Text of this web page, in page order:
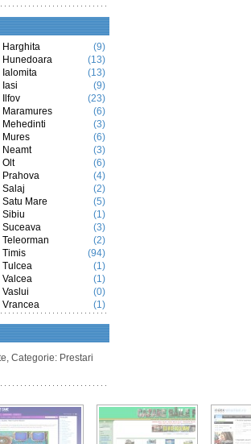
Harghita
(9)
Hunedoara
(13)
Ialomita
(13)
Iasi
(9)
Ilfov
(23)
Maramures
(6)
Mehedinti
(3)
Mures
(6)
Neamt
(3)
Olt
(6)
Prahova
(4)
Salaj
(2)
Satu Mare
(5)
Sibiu
(1)
Suceava
(3)
Teleorman
(2)
Timis
(94)
Tulcea
(1)
Valcea
(1)
Vaslui
(0)
Vrancea
(1)
Categorie: Prestari